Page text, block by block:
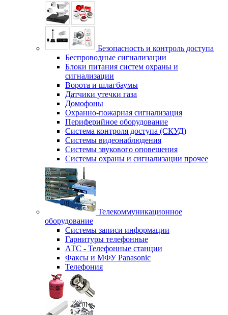
Безопасность и контроль доступа
Беспроводные сигнализации
Блоки питания систем охраны и
сигнализации
Ворота и шлагбаумы
Датчики утечки газа
Домофоны
Охранно-пожарная сигнализация
Периферийное оборудование
Система контроля доступа (СКУД)
Системы видеонаблюдения
Системы звукового оповещения
Системы охраны и сигнализации прочее
Телекоммуникационное
оборудование
Системы записи информации
Гарнитуры телефонные
АТС - Телефонные станции
Факсы и МФУ Panasonic
Телефония